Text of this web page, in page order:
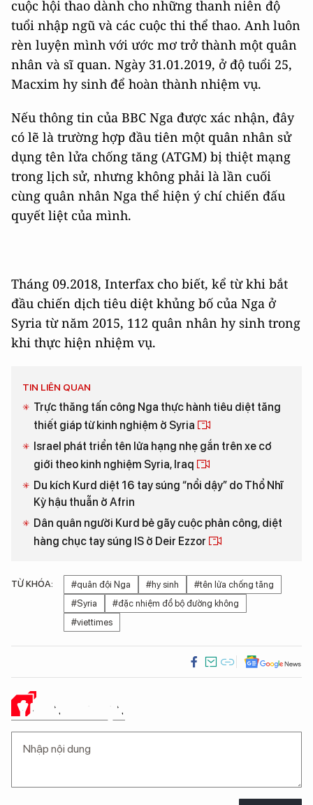
cuộc hội thao dành cho những thanh niên độ
tuổi nhập ngũ và các cuộc thi thể thao. Anh luôn
rèn luyện mình với ước mơ trở thành một quân
nhân và sĩ quan. Ngày 31.01.2019, ở độ tuổi 25,
Macxim hy sinh để hoàn thành nhiệm vụ.
Nếu thông tin của BBC Nga được xác nhận, đây
có lẽ là trường hợp đầu tiên một quân nhân sử
dụng tên lửa chống tăng (ATGM) bị thiệt mạng
trong lịch sử, nhưng không phải là lần cuối
cùng quân nhân Nga thể hiện ý chí chiến đấu
quyết liệt của mình.
Tháng 09.2018, Interfax cho biết, kể từ khi bắt
đầu chiến dịch tiêu diệt khủng bố của Nga ở
Syria từ năm 2015, 112 quân nhân hy sinh trong
khi thực hiện nhiệm vụ.
TIN LIÊN QUAN
Trực thăng tấn công Nga thực hành tiêu diệt tăng
thiết giáp từ kinh nghiệm ở Syria
Israel phát triển tên lửa hạng nhẹ gắn trên xe cơ
giới theo kinh nghiệm Syria, Iraq
Du kích Kurd diệt 16 tay súng “nổi dậy” do Thổ Nhĩ
Kỳ hậu thuẫn ở Afrin
Dân quân người Kurd bẻ gãy cuộc phản công, diệt
hàng chục tay súng IS ở Deir Ezzor
TỪ KHÓA: #quân đội Nga #hy sinh
#tên lửa chống tăng
#Syria
#đặc nhiệm đổ bộ đường không
#viettimes
Ý KIẾN CỦA BẠN